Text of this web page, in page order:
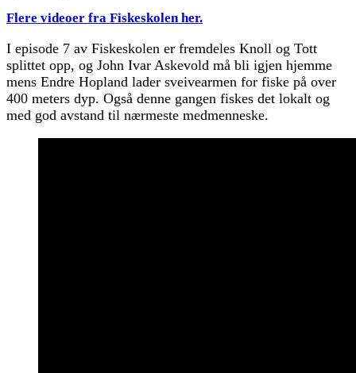
Flere videoer fra Fiskeskolen her.
I episode 7 av Fiskeskolen er fremdeles Knoll og Tott
splittet opp, og John Ivar Askevold må bli igjen hjemme
mens Endre Hopland lader sveivearmen for fiske på over
400 meters dyp. Også denne gangen fiskes det lokalt og
med god avstand til nærmeste medmenneske.